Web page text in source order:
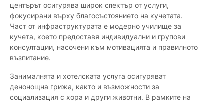
центърът осигурява широк спектър от услуги,
фокусирани върху благосъстоянието на кучетата.
Част от инфраструктурата е модерно училище за
кучета, което предоставя индивидуални и групови
консултации, насочени към мотивацията и правилното
възпитание.
Занималнята и хотелската услуга осигуряват
денонощна грижа, както и възможности за
социализация с хора и други животни. В рамките на